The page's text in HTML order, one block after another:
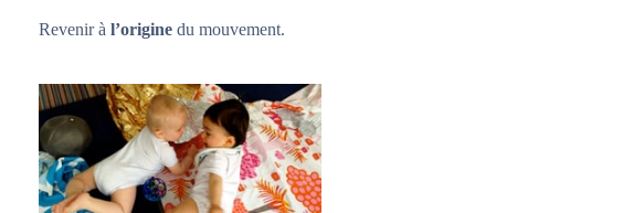
Revenir à l’origine du mouvement.